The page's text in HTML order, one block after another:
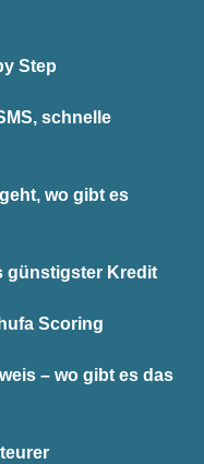
Step
schnelle
wo gibt es
günstigster Kredit
Scoring
– wo gibt es das